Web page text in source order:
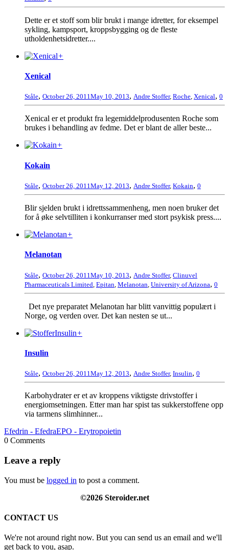
Dette er et stoff som blir brukt i mange idretter, for eksempel
sykling, kampsport, kroppsbygging og de fleste
utholdenhetsidretter....
+
Xenical
Ståle, October 26, 2011May 10, 2013, Andre Stoffer, Roche, Xenical, 0
Xenical er et produkt fra legemiddelprodusenten Roche som
brukes i behandling av fedme. Det er blant de aller beste...
+
Kokain
Ståle, October 26, 2011May 12, 2013, Andre Stoffer, Kokain, 0
Blir sjelden brukt i idrettssammenheng, men noen bruker det
for å øke selvtilliten i konkurranser med stort psykisk press....
+
Melanotan
Ståle, October 26, 2011 May 10, 2013, Andre Stoffer, Clinuvel
Pharmaceuticals Limited Epitan Melanotan University of Arizona, 0
Det nye preparatet Melanotan har blitt vanvittig populært i
Norge, og verden over. Det kan nesten se ut...
+
Insulin
Ståle, October 26, 2011May 12, 2013, Andre Stoffer, Insulin, 0
Karbohydrater er et av kroppens viktigste drivstoffer i
energiomsetningen. Etter man har spist tas sukkerstoffene opp
via tarmens slimhinner...
Efedrin - EfedraEPO - Erytropoietin
0 Comments
Leave a reply
You must be logged in to post a comment.
©2026 Steroider.net
CONTACT US
We're not around right now. But you can send us an email and we'll
get back to you, asap.